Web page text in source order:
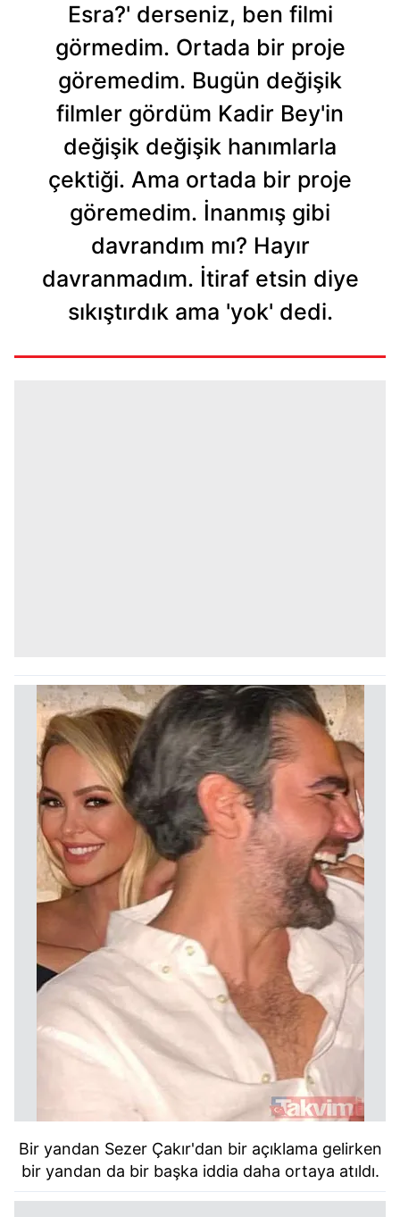
Esra?' derseniz, ben filmi
görmedim. Ortada bir proje
göremedim. Bugün değişik
filmler gördüm Kadir Bey'in
değişik değişik hanımlarla
çektiği. Ama ortada bir proje
göremedim. İnanmış gibi
davrandım mı? Hayır
davranmadım. İtiraf etsin diye
sıkıştırdık ama 'yok' dedi.
Bir yandan Sezer Çakır'dan bir açıklama gelirken
bir yandan da bir başka iddia daha ortaya atıldı.